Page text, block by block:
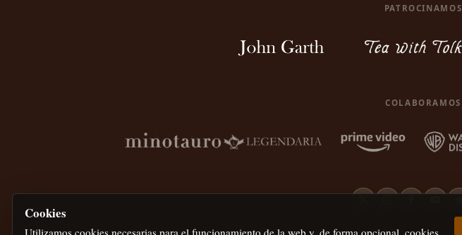
PATROCINAMOS
COLABORAMOS
Cookies
Utilizamos cookies necesarias para el funcionamiento de la web y, de forma opcional, cookies